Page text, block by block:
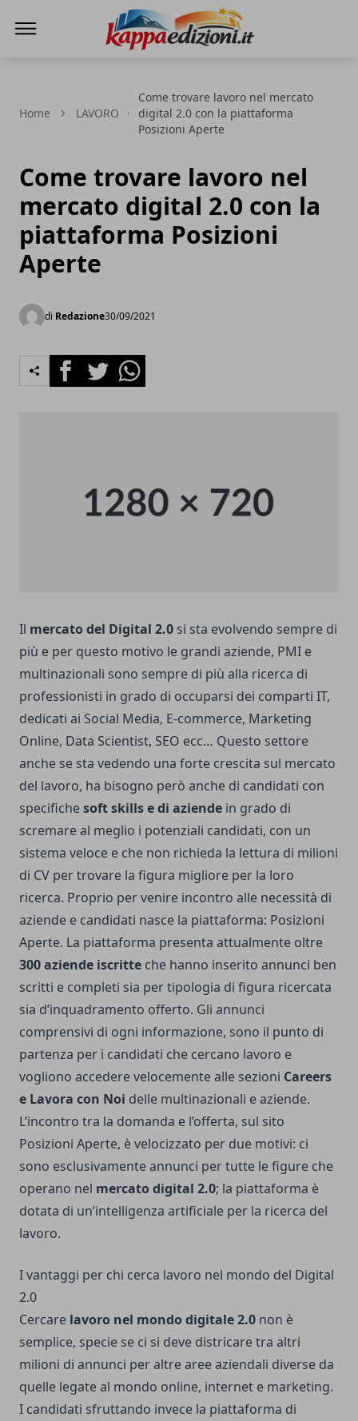
Home LAVORO
Come trovare lavoro nel mercato
digital 2.0 con la piattaforma
Posizioni Aperte
Come trovare lavoro nel
mercato digital 2.0 con la
piattaforma Posizioni
Aperte
di Redazione30/09/2021
FacebookTwitterWhatsapp
Il mercato del Digital 2.0 si sta evolvendo sempre di
più e per questo motivo le grandi aziende, PMI e
multinazionali sono sempre di più alla ricerca di
professionisti in grado di occuparsi dei comparti IT,
dedicati ai Social Media, E-commerce, Marketing
Online, Data Scientist, SEO ecc… Questo settore
anche se sta vedendo una forte crescita sul mercato
del lavoro, ha bisogno però anche di candidati con
specifichesoft skills e di aziende in grado di
scremare al meglio i potenziali candidati, con un
sistema veloce e che non richieda la lettura di milioni
di CV per trovare la figura migliore per la loro
ricerca. Proprio per venire incontro alle necessità di
aziende e candidati nasce la piattaforma: Posizioni
Aperte. La piattaforma presenta attualmente oltre
300 aziende iscritte che hanno inserito annunci ben
scritti e completi sia per tipologia di figura ricercata
sia d’inquadramento offerto. Gli annunci
comprensivi di ogni informazione, sono il punto di
partenza per i candidati che cercano lavoro e
vogliono accedere velocemente alle sezioni Careers
e Lavora con Noi delle multinazionali e aziende.
L’incontro tra la domanda e l’offerta, sul sito
Posizioni Aperte, è velocizzato per due motivi: ci
sono esclusivamente annunci per tutte le figure che
operano nel mercato digital 2.0; la piattaforma è
dotata di un’intelligenza artificiale per la ricerca del
lavoro.
I vantaggi per chi cerca lavoro nel mondo del Digital
2.0
Cercare lavoro nel mondo digitale 2.0 non è
semplice, specie se ci si deve districare tra altri
milioni di annunci per altre aree aziendali diverse da
quelle legate al mondo online, internet e marketing.
I candidati sfruttando invece la piattaforma di